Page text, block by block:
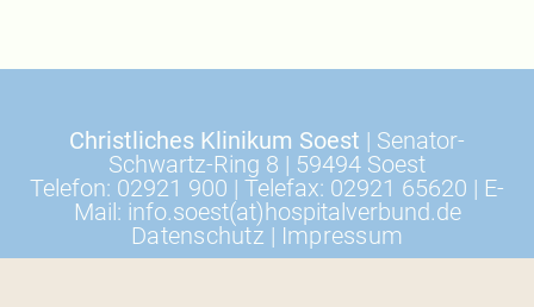
Christliches Klinikum Soest | Senator-
Schwartz-Ring 8 | 59494 Soest
Telefon: 02921 900 | Telefax: 02921 65620 | E-
Mail: info.soest(at)hospitalverbund.de
Datenschutz | Impressum